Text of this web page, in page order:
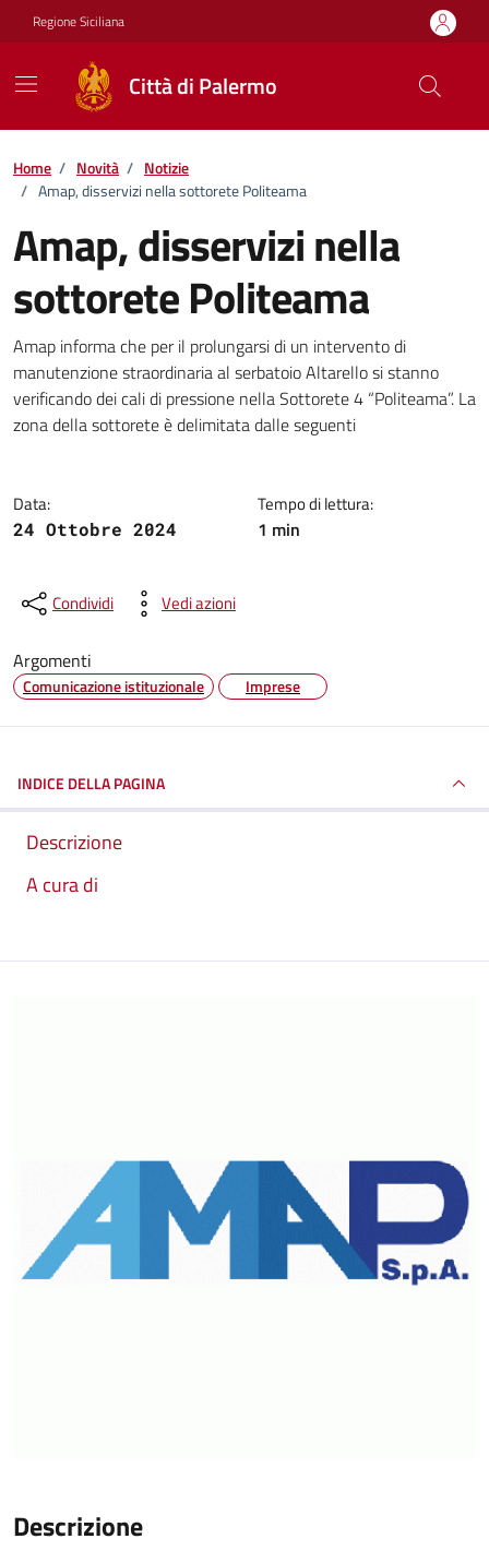
Vai ai contenuti
Vai al footer
Regione Siciliana
Città di Palermo
Home / Novità / Notizie
/ Amap, disservizi nella sottorete Politeama
Amap, disservizi nella
sottorete Politeama
Dettagli della notizia
Amap informa che per il prolungarsi di un intervento di
manutenzione straordinaria al serbatoio Altarello si stanno
verificando dei cali di pressione nella Sottorete 4 “Politeama”. La
zona della sottorete è delimitata dalle seguenti
Data:
24 Ottobre 2024
Tempo di lettura:
1 min
Condividi Vedi azioni
Argomenti
Comunicazione istituzionale Imprese
INDICE DELLA PAGINA
Descrizione
A cura di
Descrizione